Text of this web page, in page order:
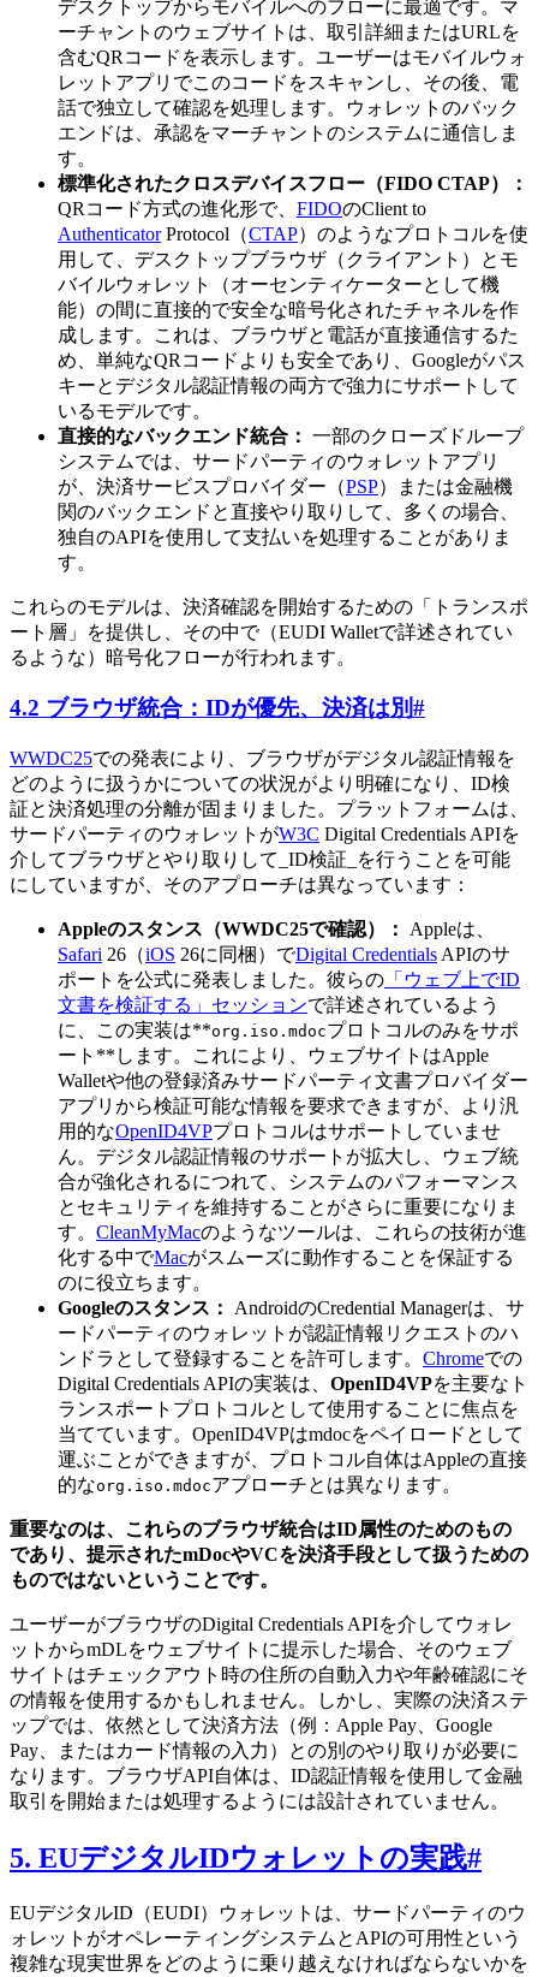
デスクトップからモバイルへのフローに最適です。マ
ーチャントのウェブサイトは、取引詳細またはURLを
含むQRコードを表示します。ユーザーはモバイルウォ
レットアプリでこのコードをスキャンし、その後、電
話で独立して確認を処理します。ウォレットのバック
エンドは、承認をマーチャントのシステムに通信しま
す。
標準化されたクロスデバイスフロー（FIDO CTAP）：
QRコード方式の進化形で、 FIDOのClient to
AuthenticatorProtocol（CTAP）のようなプロトコルを使
用して、デスクトップブラウザ（クライアント）とモ
バイルウォレット（オーセンティケーターとして機
能）の間に直接的で安全な暗号化されたチャネルを作
成します。これは、ブラウザと電話が直接通信するた
め、単純なQRコードよりも安全であり、Googleがパス
キーとデジタル認証情報の両方で強力にサポートして
いるモデルです。
直接的なバックエンド統合： 一部のクローズドループ
システムでは、サードパーティのウォレットアプリ
が、決済サービスプロバイダー（PSP）または金融機
関のバックエンドと直接やり取りして、多くの場合、
独自のAPIを使用して支払いを処理することがありま
す。
これらのモデルは、決済確認を開始するための「トランスポ
ート層」を提供し、その中で（EUDI Walletで詳述されてい
るような）暗号化フローが行われます。
4.2 ブラウザ統合：IDが優先、決済は別#
WWDC25での発表により、ブラウザがデジタル認証情報を
どのように扱うかについての状況がより明確になり、ID検
証と決済処理の分離が固まりました。プラットフォームは、
サードパーティのウォレットがW3C Digital Credentials APIを
介してブラウザとやり取りして_ID検証_を行うことを可能
にしていますが、そのアプローチは異なっています：
Appleのスタンス（WWDC25で確認）：
Appleは、
Safari 26（iOS 26に同梱）でDigital Credentials APIのサ
ポートを公式に発表しました。彼らの 「ウェブ上でID
文書を検証する」セッションで詳述されているよう
に、この実装は**org.iso.mdocプロトコルのみをサポ
ート**します。これにより、ウェブサイトはApple
Walletや他の登録済みサードパーティ文書プロバイダー
アプリから検証可能な情報を要求できますが、より汎
用的なOpenID4VPプロトコルはサポートしていませ
ん。デジタル認証情報のサポートが拡大し、ウェブ統
合が強化されるにつれて、システムのパフォーマンス
とセキュリティを維持することがさらに重要になりま
す。 CleanMyMacのようなツールは、これらの技術が進
化する中でMacがスムーズに動作することを保証する
のに役立ちます。
Googleのスタンス：
AndroidのCredential Managerは、サ
ードパーティのウォレットが認証情報リクエストのハ
ンドラとして登録することを許可します。 Chromeでの
Digital Credentials APIの実装は、 OpenID4VPを主要なト
ランスポートプロトコルとして使用することに焦点を
当てています。OpenID4VPはmdocをペイロードとして
運ぶことができますが、プロトコル自体はAppleの直接
的なorg.iso.mdocアプローチとは異なります。
重要なのは、これらのブラウザ統合はID属性のためのもの
であり、提示されたmDocやVCを決済手段として扱うための
ものではないということです。
ユーザーがブラウザのDigital Credentials APIを介してウォレ
ットからmDLをウェブサイトに提示した場合、そのウェブ
サイトはチェックアウト時の住所の自動入力や年齢確認にそ
の情報を使用するかもしれません。しかし、実際の決済ステ
ップでは、依然として決済方法（例：Apple Pay、Google
Pay、またはカード情報の入力）との別のやり取りが必要に
なります。ブラウザAPI自体は、ID認証情報を使用して金融
取引を開始または処理するようには設計されていません。
5. EUデジタルIDウォレットの実践#
EUデジタルID（EUDI）ウォレットは、サードパーティのウ
ォレットがオペレーティングシステムとAPIの可用性という
複雑な現実世界をどのように乗り越えなければならないかを